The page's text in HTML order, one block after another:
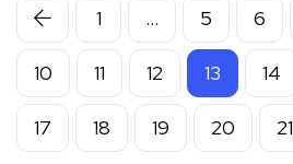
1 … 5 6
10 11 12 13 14
17 18 19 20 21